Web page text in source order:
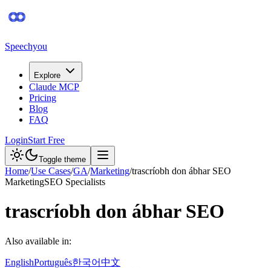
Speechyou
Explore
Claude MCP
Pricing
Blog
FAQ
LoginStart Free
Toggle theme
Home/Use Cases/GA/Marketing/trascríobh don ábhar SEO
MarketingSEO Specialists
trascríobh don ábhar SEO
Also available in:
EnglishPortuguês한국어中文